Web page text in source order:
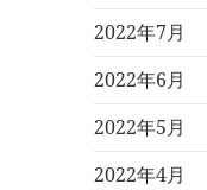
2022年7月
2022年6月
2022年5月
2022年4月